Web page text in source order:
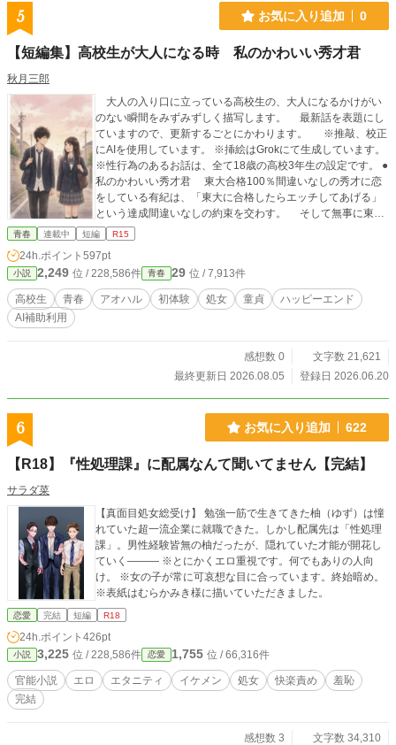
5 お気に入り追加 0
【短編集】高校生が大人になる時 私のかわいい秀才君
秋月三郎
大人の入り口に立っている高校生の、大人になるかけがい
のない瞬間をみずみずしく描写します。 最新話を表題にし
ていますので、更新するごとにかわります。 ※推敲、校正
にAIを使用しています。 ※挿絵はGrokにて生成しています。
※性行為のあるお話は、全て18歳の高校3年生の設定です。 ●
私のかわいい秀才君 東大合格100％間違いなしの秀才に恋
をしている有紀は、「東大に合格したらエッチしてあげる」
という達成間違いなしの約束を交わす。 そして無事に東大
に合格した彼からは意外な言葉が返ってくる…… ●影から生
た二人。そのグループが手を組み、ついに一線を越えること
に。 その状況下で彼らの中に生まれた希望とは…… ●甲子
園✕バージン 最後の夏の甲子園を目指して猛練習に明け暮
れる野球部員にマネージャーが宣言する。「甲子園に行った
生カップル 幼なじみで、今は別々の高校に通っている陽介
と望生（みき）だが、同じ電車で一緒に帰る仲。 ある日、
かもすっ飛ばして、いきなり初体験で子作りをしようとする2
た。実は童貞の彼は、「とりあえず卒業」するために、同じ
が・・・・・・
青春 連載中 短編 R15
24h.ポイント 597pt
小説 2,249 位 / 228,586件 青春 29 位 / 7,913件
高校生 青春 アオハル 初体験 処女 童貞
ハッピーエンド
AI補助利用
感想数 0
文字数 21,621
最終更新日 2026.08.05
登録日 2026.06.20
6 お気に入り追加 622
【R18】『性処理課』に配属なんて聞いてません【完結】
サラダ菜
【真面目処女総受け】 勉強一筋で生きてきた柚（ゆず）は憧
れていた超一流企業に就職できた。しかし配属先は「性処理
課」。男性経験皆無の柚だったが、隠れていた才能が開花し
ていく――― ※とにかくエロ重視です。何でもありの人向
け。 ※女の子が常に可哀想な目に合っています。終始暗め。
※表紙はむらかみき様に描いていただきました。
恋愛 完結 短編 R18
24h.ポイント 426pt
小説 3,225 位 / 228,586件 恋愛 1,755 位 / 66,316件
官能小説 エロ エタニティ イケメン 処女 快楽責め
羞恥
完結
感想数 3 文字数 34,310